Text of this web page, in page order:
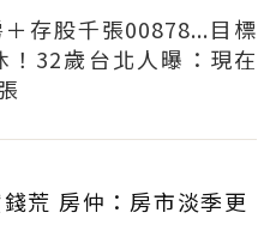
存股千張00878...目標
！32歲台北人曝：現在
荒 房仲：房市淡季更